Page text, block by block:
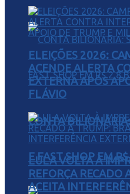
CONTA
E FAST SHOP EM
ELEIÇÕES 2026:
ACENDE ALERTA
EXTERNA APÓS
FLÁVIO
LULA VOLTA À
REFORÇA RECADO
ACEITA